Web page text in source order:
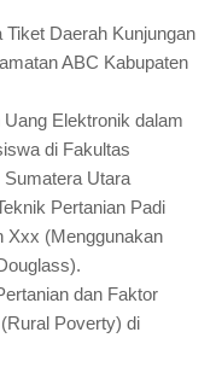
Daerah Kunjungan
ABC Kabupaten
Elektronik dalam
di Fakultas
Utara
Pertanian Padi
Xxx (Menggunakan
dan Faktor
Poverty) di